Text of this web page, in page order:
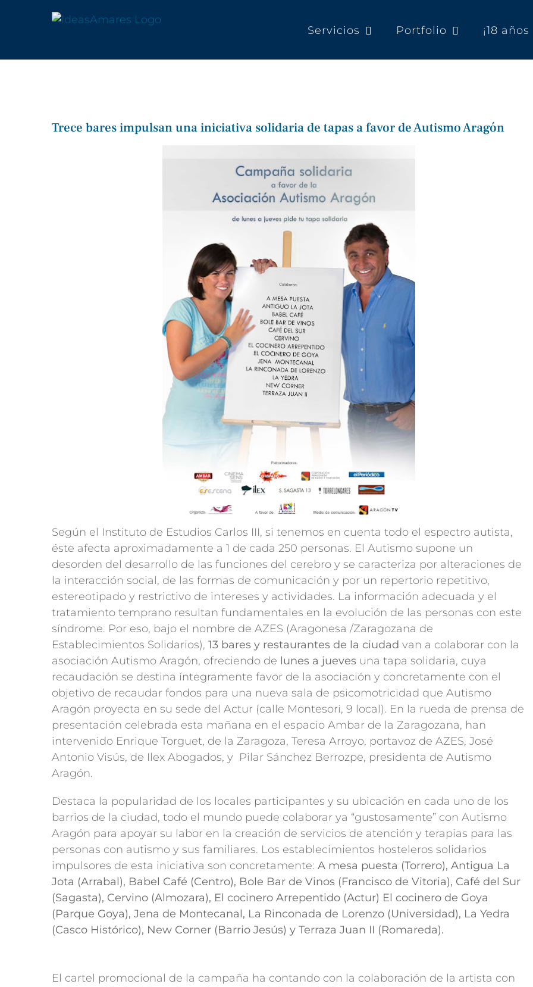
Servicios Portfolio ¡18
Trece bares impulsan una iniciativa solidaria de tapas a favor de Autismo Aragón
Según el Instituto de Estudios Carlos III, si tenemos en cuenta todo el espectro autista,
éste afecta aproximadamente a 1 de cada 250 personas. El Autismo supone un
desorden del desarrollo de las funciones del cerebro y se caracteriza por alteraciones de
la interacción social, de las formas de comunicación y por un repertorio repetitivo,
estereotipado y restrictivo de intereses y actividades. La información adecuada y el
tratamiento temprano resultan fundamentales en la evolución de las personas con este
síndrome. Por eso, bajo el nombre de AZES (Aragonesa /Zaragozana de
Establecimientos Solidarios), 13 bares y restaurantes de la ciudad van a colaborar con la
asociación Autismo Aragón, ofreciendo de lunes a jueves una tapa solidaria, cuya
recaudación se destina íntegramente favor de la asociación y concretamente con el
objetivo de recaudar fondos para una nueva sala de psicomotricidad que Autismo
Aragón proyecta en su sede del Actur (calle Montesori, 9 local). En la rueda de prensa de
presentación celebrada esta mañana en el espacio Ambar de la Zaragozana, han
intervenido Enrique Torguet, de la Zaragoza, Teresa Arroyo, portavoz de AZES, José
Antonio Visús, de Ilex Abogados, y Pilar Sánchez Berrozpe, presidenta de Autismo
Aragón.
Destaca la popularidad de los locales participantes y su ubicación en cada uno de los
barrios de la ciudad, todo el mundo puede colaborar ya “gustosamente” con Autismo
Aragón para apoyar su labor en la creación de servicios de atención y terapias para las
personas con autismo y sus familiares. Los establecimientos hosteleros solidarios
impulsores de esta iniciativa son concretamente: A mesa puesta (Torrero), Antigua La
Jota (Arrabal), Babel Café (Centro), Bole Bar de Vinos (Francisco de Vitoria), Café del Sur
(Sagasta), Cervino (Almozara), El cocinero Arrepentido (Actur) El cocinero de Goya
(Parque Goya), Jena de Montecanal, La Rinconada de Lorenzo (Universidad), La Yedra
(Casco Histórico), New Corner (Barrio Jesús) y Terraza Juan II (Romareda).
El cartel promocional de la campaña ha contando con la colaboración de la artista con